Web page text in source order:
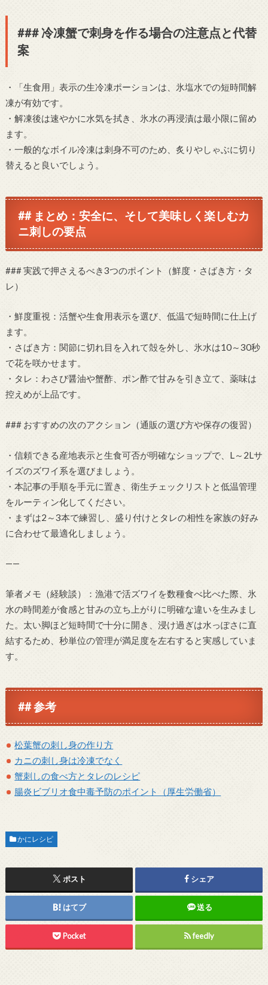
### 冷凍蟹で刺身を作る場合の注意点と代替
案
・「生食用」表示の生冷凍ポーションは、氷塩水での短時間解
凍が有効です。
・解凍後は速やかに水気を拭き、氷水の再浸漬は最小限に留め
ます。
・一般的なボイル冷凍は刺身不可のため、炙りやしゃぶに切り
替えると良いでしょう。
## まとめ：安全に、そして美味しく楽しむカ
ニ刺しの要点
### 実践で押さえるべき3つのポイント（鮮度・さばき方・タ
レ）
・鮮度重視：活蟹や生食用表示を選び、低温で短時間に仕上げ
ます。
・さばき方：関節に切れ目を入れて殻を外し、氷水は10～30秒
で花を咲かせます。
・タレ：わさび醤油や蟹酢、ポン酢で甘みを引き立て、薬味は
控えめが上品です。
### おすすめの次のアクション（通販の選び方や保存の復習）
・信頼できる産地表示と生食可否が明確なショップで、L～2Lサ
イズのズワイ系を選びましょう。
・本記事の手順を手元に置き、衛生チェックリストと低温管理
をルーティン化してください。
・まずは2～3本で練習し、盛り付けとタレの相性を家族の好み
に合わせて最適化しましょう。
——
筆者メモ（経験談）：漁港で活ズワイを数種食べ比べた際、氷
水の時間差が食感と甘みの立ち上がりに明確な違いを生みまし
た。太い脚ほど短時間で十分に開き、浸け過ぎは水っぽさに直
結するため、秒単位の管理が満足度を左右すると実感していま
す。
## 参考
松葉蟹の刺し身の作り方
カニの刺し身は冷凍でなく
蟹刺しの食べ方とタレのレシピ
腸炎ビブリオ食中毒予防のポイント（厚生労働省）
かにレシピ
ポスト シェア
はてブ 送る
Pocket feedly